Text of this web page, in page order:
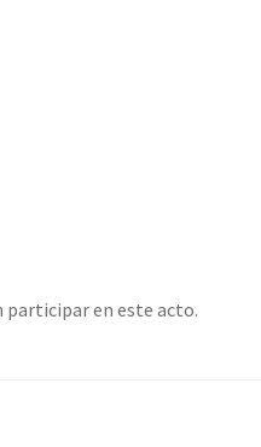
participar en este acto.